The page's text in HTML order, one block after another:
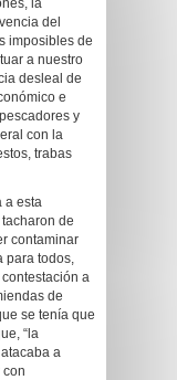
la
del
imposibles de
a nuestro
desleal de
e
y
con la
trabas
a esta
de
contaminar
para todos,
a
de
se tenía que
“la
a
con